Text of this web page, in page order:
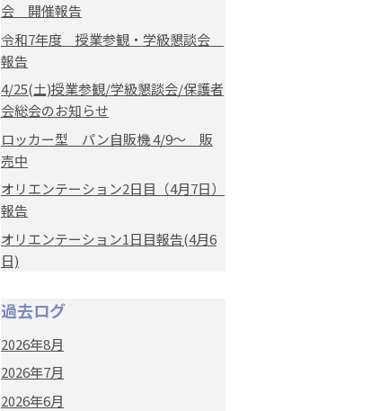
会 開催報告
令和7年度 授業参観・学級懇談会
報告
4/25(土)授業参観/学級懇談会/保護者
会総会のお知らせ
ロッカー型 パン自販機 4/9～ 販
売中
オリエンテーション2日目（4月7日）
報告
オリエンテーション1日目報告(4月6
日)
過去ログ
2026年8月
2026年7月
2026年6月